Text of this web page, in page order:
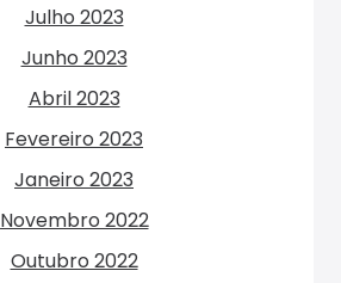
Julho 2023
Junho 2023
Abril 2023
Fevereiro 2023
Janeiro 2023
Novembro 2022
Outubro 2022